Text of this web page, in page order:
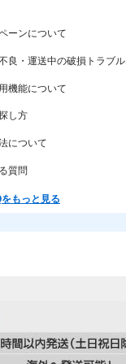
ーンについて
良・運送中の破損トラブル
機能について
し方
について
質問
もっと見る